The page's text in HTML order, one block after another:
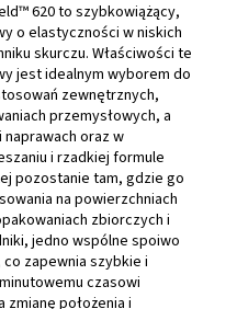
620 to szybkowiążący,
o elastyczności w niskich
skurczu. Właściwości te
jest idealnym wyborem do
zewnętrznych,
przemysłowych, a
oraz w
i rzadkiej formule
pozostanie tam, gdzie go
na powierzchniach
zbiorczych i
jedno wspólne spoiwo
zapewnia szybkie i
czasowi
położenia i